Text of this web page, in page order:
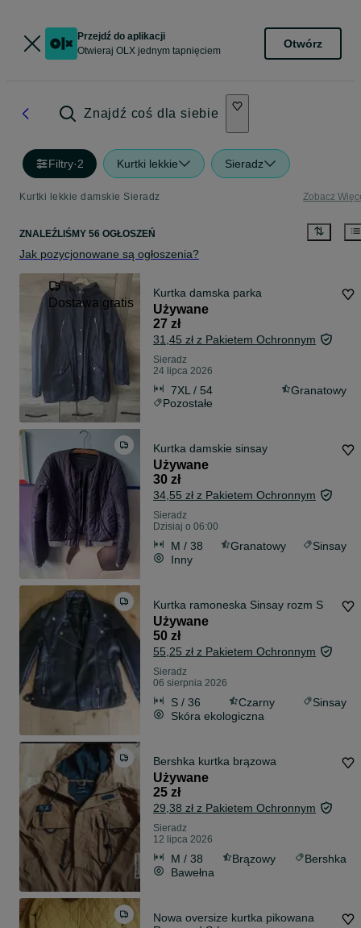
Przejdź do aplikacji
Otwieraj OLX jednym tapnięciem
Otwórz
Znajdź coś dla siebie
Filtry·2 Kurtki lekkie Sieradz
Kurtki lekkie damskie Sieradz Zobacz
ZNALEŹLIŚMY 56 OGŁOSZEŃ
Jak pozycjonowane są ogłoszenia?
Dostawa gratis
Kurtka damska parka
Używane
27 zł
31,45 zł z Pakietem Ochronnym
Sieradz
24 lipca 2026
7XL / 54
Granatowy
Pozostałe
Kurtka damskie sinsay
Używane
30 zł
34,55 zł z Pakietem Ochronnym
Sieradz
Dzisiaj o 06:00
M / 38 Granatowy
Sinsay
Inny
Kurtka ramoneska Sinsay rozm S
Używane
50 zł
55,25 zł z Pakietem Ochronnym
Sieradz
06 sierpnia 2026
S / 36 Czarny
Sinsay
Skóra ekologiczna
Bershka kurtka brązowa
Używane
25 zł
29,38 zł z Pakietem Ochronnym
Sieradz
12 lipca 2026
M / 38 Brązowy
Bershka
Bawełna
Nowa oversize kurtka pikowana